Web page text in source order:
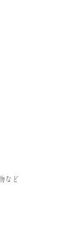
など